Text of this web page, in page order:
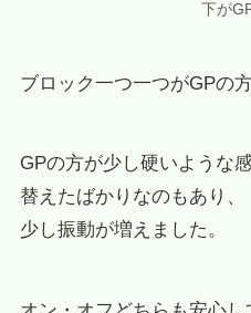
下が
ブロック一つ一つがGPの
GPの方が少し硬いような
替えたばかりなのもあり、
少し振動が増えました。